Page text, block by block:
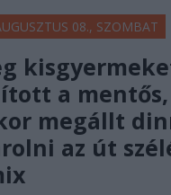
08., SZOMBAT
a mentős,
megállt
az út